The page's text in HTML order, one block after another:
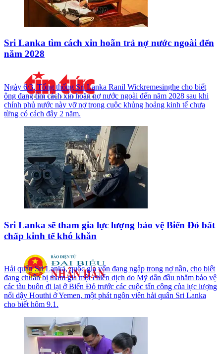
Sri Lanka tìm cách xin hoãn trả nợ nước ngoài đến
năm 2028
Ngày 6/3, Tổng thống Sri Lanka Ranil Wickremesinghe cho biết
ông đang tìm cách xin hoãn nợ nước ngoài đến năm 2028 sau khi
chính phủ nước này vỡ nợ trong cuộc khủng hoảng kinh tế chưa
từng có cách đây 2 năm.
Sri Lanka sẽ tham gia lực lượng bảo vệ Biển Đỏ bất
chấp kinh tế khó khăn
Hải quân Sri Lanka, quốc gia vốn đang ngập trong nợ nần, cho biết
đang chuẩn bị tham gia một chiến dịch do Mỹ dẫn đầu nhằm bảo vệ
các tàu buôn đi lại ở Biển Đỏ trước các cuộc tấn công của lực lượng
nổi dậy Houthi ở Yemen, một phát ngôn viên hải quân Sri Lanka
cho biết hôm 9.1.